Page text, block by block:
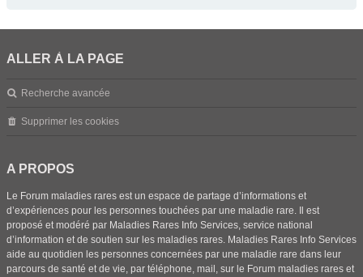
ALLER À LA PAGE
Recherche avancée
Supprimer les cookies
A PROPOS
Le Forum maladies rares est un espace de partage d’informations et
d’expériences pour les personnes touchées par une maladie rare. Il est
proposé et modéré par Maladies Rares Info Services, service national
d’information et de soutien sur les maladies rares. Maladies Rares Info Services
aide au quotidien les personnes concernées par une maladie rare dans leur
parcours de santé et de vie, par téléphone, mail, sur le Forum maladies rares et